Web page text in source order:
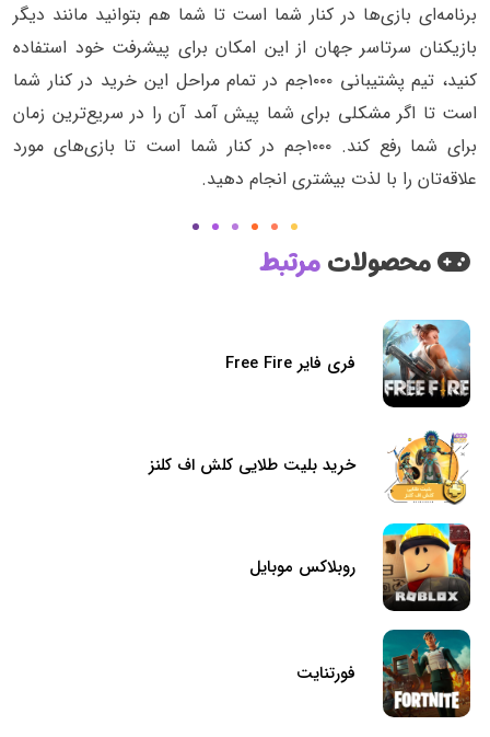
برنامه‌ای بازی‌ها در کنار شما است تا شما هم بتوانید مانند دیگر
بازیکنان سرتاسر جهان از این امکان برای پیشرفت خود استفاده
کنید، تیم پشتیبانی ۱۰۰۰جم در تمام مراحل این خرید در کنار شما
است تا اگر مشکلی برای شما پیش آمد آن را در سریع‌ترین زمان
برای شما رفع کند. ۱۰۰۰جم در کنار شما است تا بازی‌های مورد
علاقه‌تان را با لذت بیشتری انجام دهید.
محصولاتمرتبط
فری فایر Free Fire
خرید بلیت طلایی کلش اف کلنز
روبلاکس موبایل
فورتنایت